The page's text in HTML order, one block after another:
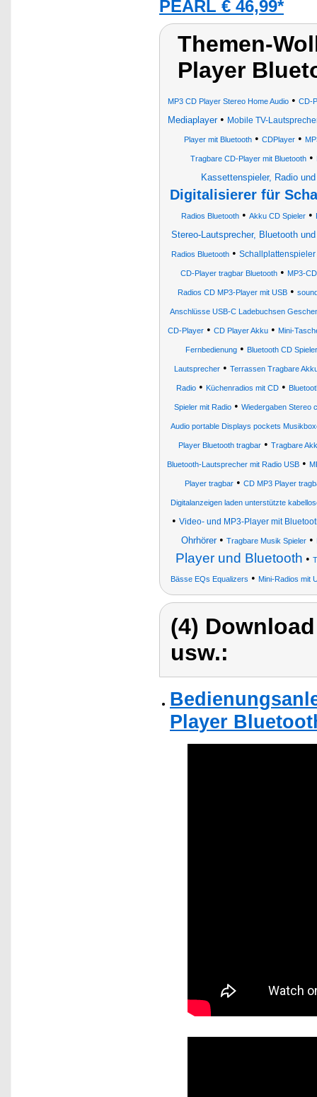
PEARL € 46,99*
Themen-
Player
MP3 CD Player Stereo Home Audio• CD-
Mediaplayer• Mobile TV-
Player mit Bluetooth • CDPlayer •
Tragbare CD-Player mit Bluetooth •
Kassettenspieler, Radio
Digitalisierer für
Radios Bluetooth• Akku CD Spieler•
Stereo-Lautsprecher, Bluetooth
Radios Bluetooth•
CD-Player tragbar Bluetooth• MP3-
Radios CD MP3-Player mit USB •
Anschlüsse USB-C Ladebuchsen
CD-Player• CD Player Akku• Mini-
Fernbedienung• Bluetooth CD Spieler
Lautsprecher • Terrassen Tragbare
Radio• Küchenradios mit CD•
Spieler mit Radio • Wiedergaben Stereo
Audio portable Displays pockets
Player Bluetooth tragbar • Tragbare
Bluetooth-Lautsprecher mit Radio USB •
Player tragbar• CD MP3 Player
Digitalanzeigen laden unterstützte
• Video- und MP3-Player mit
Ohrhörer• Tragbare Musik Spieler •
Player und Bluetooth •
Bässe EQs Equalizers • Mini-Radios mit
(4)
usw.:
Player